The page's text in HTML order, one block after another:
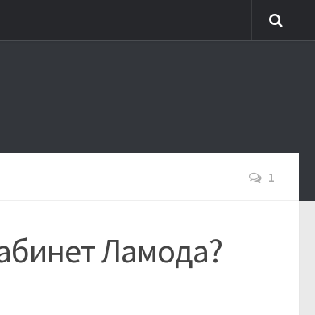
1
Ламода?